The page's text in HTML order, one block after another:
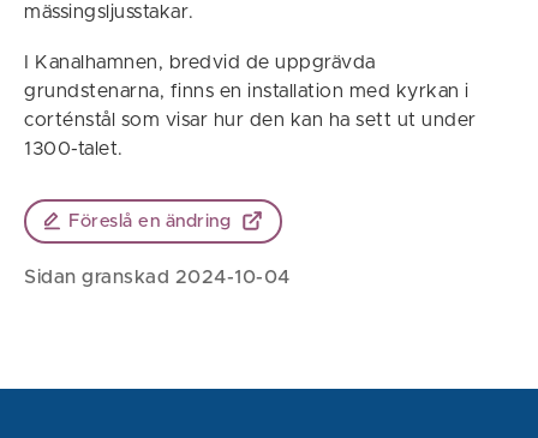
mässingsljusstakar.
I Kanalhamnen, bredvid de uppgrävda
grundstenarna, finns en installation med kyrkan i
corténstål som visar hur den kan ha sett ut under
1300-talet.
Föreslå en ändring
Sidan granskad 2024-10-04